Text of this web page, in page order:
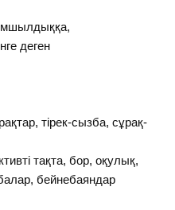
деген
тірек-сызба, сұрақ-
тақта, бор, оқулық,
бейнебаяндар